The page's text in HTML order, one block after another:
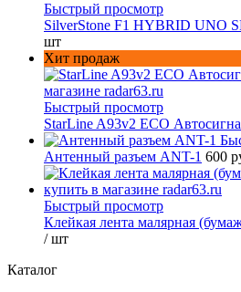
Быстрый просмотр
SilverStone F1 HYBRID UNO
шт
Хит продаж
Быстрый просмотр
StarLine A93v2 ECO
Антенный разъем ANT-1 600
Быстрый просмотр
Клейкая лента малярная
/ шт
Каталог